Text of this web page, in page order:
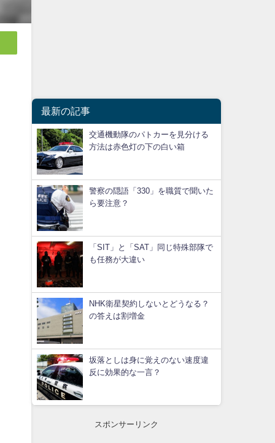
最新の記事
交通機動隊のパトカーを見分ける
方法は赤色灯の下の白い箱
警察の隠語「330」を職質で聞いた
ら要注意？
「SIT」と「SAT」同じ特殊部隊で
も任務が大違い
NHK衛星契約しないとどうなる？
の答えは割増金
坂落としは身に覚えのない速度違
反に効果的な一言？
スポンサーリンク